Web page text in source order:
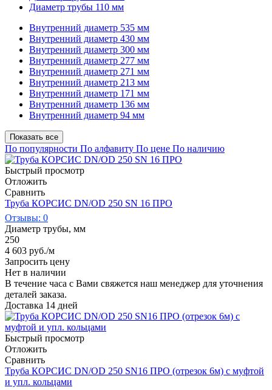
Диаметр трубы 110 мм
Внутренний диаметр 535 мм
Внутренний диаметр 430 мм
Внутренний диаметр 300 мм
Внутренний диаметр 277 мм
Внутренний диаметр 271 мм
Внутренний диаметр 213 мм
Внутренний диаметр 171 мм
Внутренний диаметр 136 мм
Внутренний диаметр 94 мм
Показать все
По популярности По алфавиту По цене По наличию
Быстрый просмотр
Отложить
Сравнить
Труба КОРСИС DN/OD 250 SN 16 ПРО
Отзывы: 0
Диаметр трубы, мм
250
4 603 руб./м
Запросить цену
Нет в наличии
В течение часа с Вами свяжется наш менеджер для уточнения
деталей заказа.
Доставка 14 дней
Быстрый просмотр
Отложить
Сравнить
Труба КОРСИС DN/OD 250 SN16 ПРО (отрезок 6м) с муфтой
и упл. кольцами